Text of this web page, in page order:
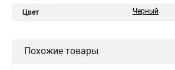
Цвет Черный
Похожие товары